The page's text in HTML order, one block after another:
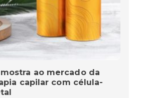
ao mercado da
capilar com célula-